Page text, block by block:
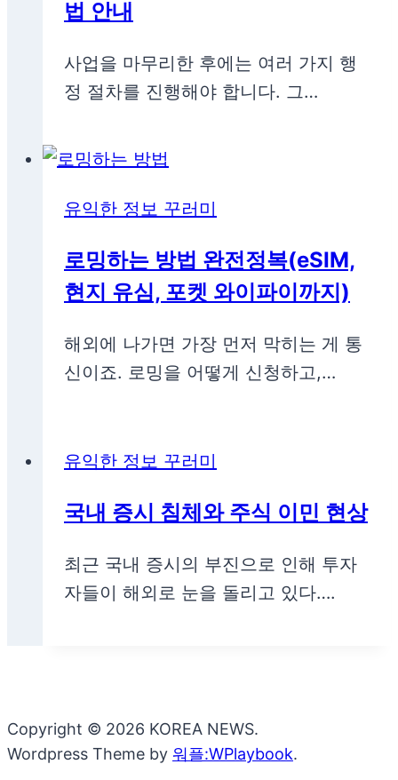
법 안내
사업을 마무리한 후에는 여러 가지 행
정 절차를 진행해야 합니다. 그…
유익한 정보 꾸러미
로밍하는 방법 완전정복(eSIM,
현지 유심, 포켓 와이파이까지)
해외에 나가면 가장 먼저 막히는 게 통
신이죠. 로밍을 어떻게 신청하고,…
유익한 정보 꾸러미
국내 증시 침체와 주식 이민 현상
최근 국내 증시의 부진으로 인해 투자
자들이 해외로 눈을 돌리고 있다….
Copyright © 2026 KOREA NEWS.
Wordpress Theme by 워플:WPlaybook.